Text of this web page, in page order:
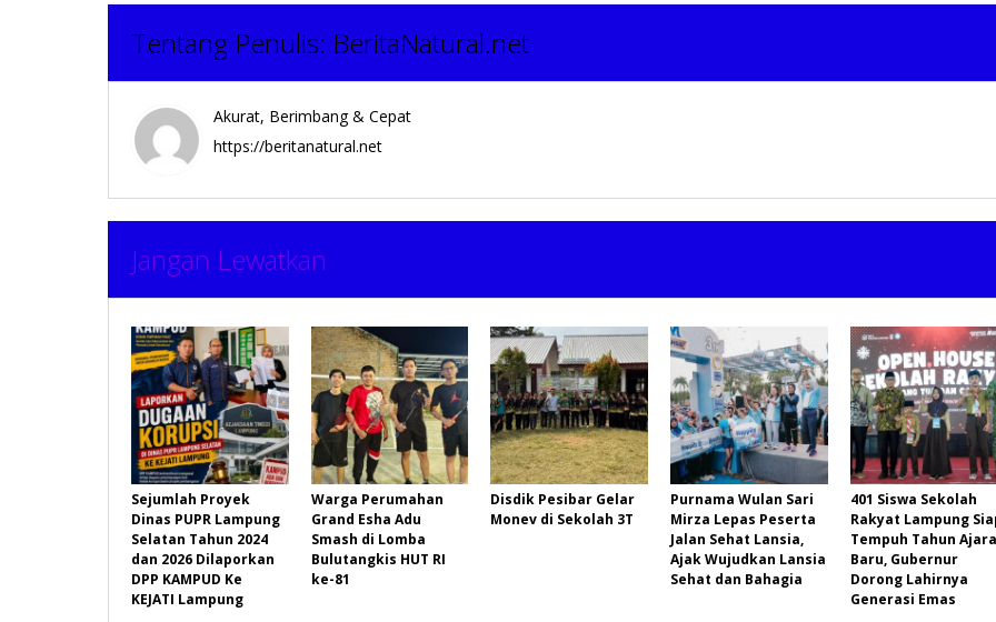
Tentang Penulis: BeritaNatural.net
Akurat, Berimbang & Cepat
https://beritanatural.net
Jangan Lewatkan
Sejumlah Proyek
Dinas PUPR Lampung
Selatan Tahun 2024
dan 2026 Dilaporkan
DPP KAMPUD Ke
KEJATI Lampung
Warga Perumahan
Grand Esha Adu
Smash di Lomba
Bulutangkis HUT RI
ke-81
Disdik Pesibar Gelar
Monev di Sekolah 3T
Purnama Wulan Sari
Mirza Lepas Peserta
Jalan Sehat Lansia,
Ajak Wujudkan Lansia
Sehat dan Bahagia
401 Siswa Sekolah
Rakyat Lampung
Tempuh Tahun
Baru, Gubernur
Dorong Lahirnya
Generasi Emas